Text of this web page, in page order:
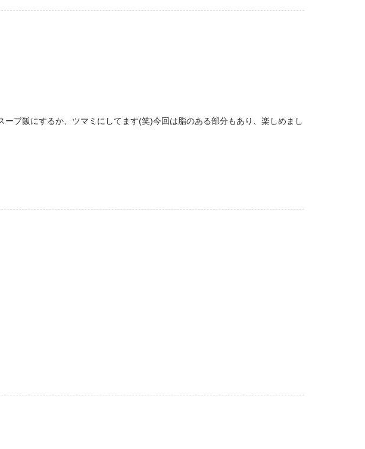
プ飯にするか、ツマミにしてます(笑)今回は脂のある部分もあり、楽しめまし